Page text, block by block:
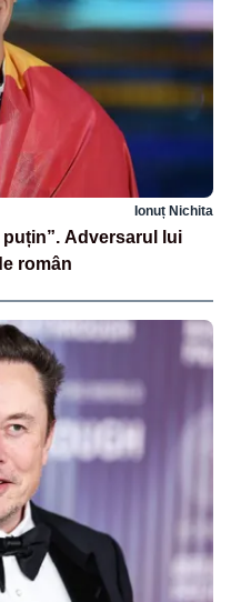
Ionuț Nichita
puțin”. Adversarul lui
român